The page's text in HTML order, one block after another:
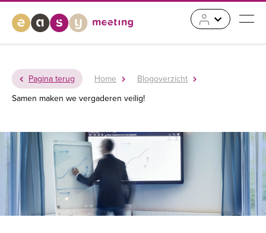
Pagina terug Home
Blogoverzicht
Samen maken we vergaderen veilig!